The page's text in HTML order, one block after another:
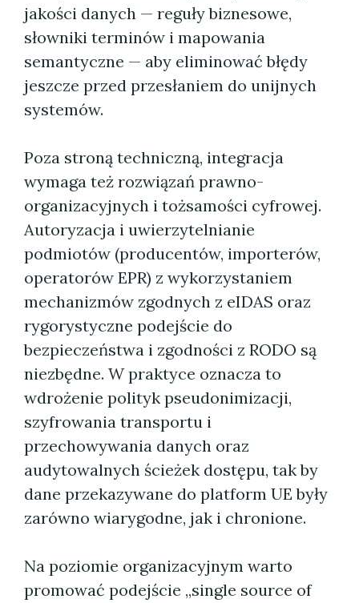
jakości danych — reguły biznesowe,
słowniki terminów i mapowania
semantyczne — aby eliminować błędy
jeszcze przed przesłaniem do unijnych
systemów.
Poza stroną techniczną, integracja
wymaga też rozwiązań prawno-
organizacyjnych i tożsamości cyfrowej.
Autoryzacja i uwierzytelnianie
podmiotów (producentów, importerów,
operatorów EPR) z wykorzystaniem
mechanizmów zgodnych z eIDAS oraz
rygorystyczne podejście do
bezpieczeństwa i zgodności z RODO są
niezbędne. W praktyce oznacza to
wdrożenie polityk pseudonimizacji,
szyfrowania transportu i
przechowywania danych oraz
audytowalnych ścieżek dostępu, tak by
dane przekazywane do platform UE były
zarówno wiarygodne, jak i chronione.
Na poziomie organizacyjnym warto
promować podejście „single source of